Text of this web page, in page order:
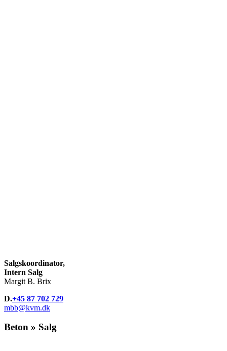
Salgskoordinator,
Intern Salg
Margit B. Brix
D.+45 87 702 729
mbb@kvm.dk
Beton » Salg